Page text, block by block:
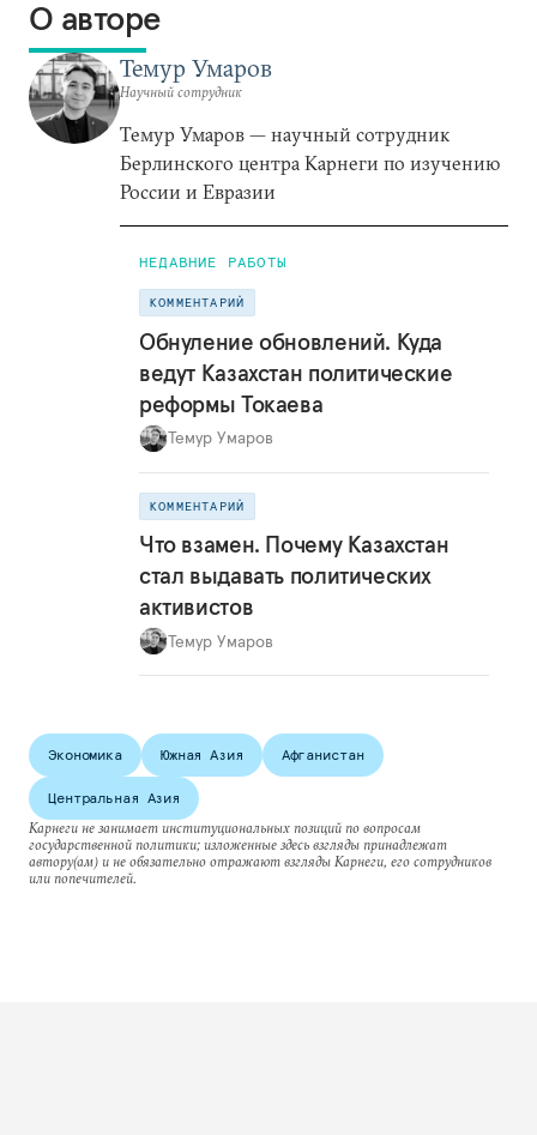
О авторе
Темур Умаров
Научный сотрудник
Темур Умаров — научный сотрудник
Берлинского центра Карнеги по изучению
России и Евразии
НЕДАВНИЕ РАБОТЫ
КОММЕНТАРИЙ
Обнуление обновлений. Куда
ведут Казахстан политические
реформы Токаева
Темур Умаров
КОММЕНТАРИЙ
Что взамен. Почему Казахстан
стал выдавать политических
активистов
Темур Умаров
Экономика Южная Азия Афганистан
Центральная Азия
Карнеги не занимает институциональных позиций по вопросам
государственной политики; изложенные здесь взгляды принадлежат
автору(ам) и не обязательно отражают взгляды Карнеги, его сотрудников
или попечителей.